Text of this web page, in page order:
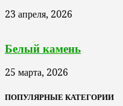
23 апреля, 2026
Белый камень
25 марта, 2026
ПОПУЛЯРНЫЕ КАТЕГОРИИ